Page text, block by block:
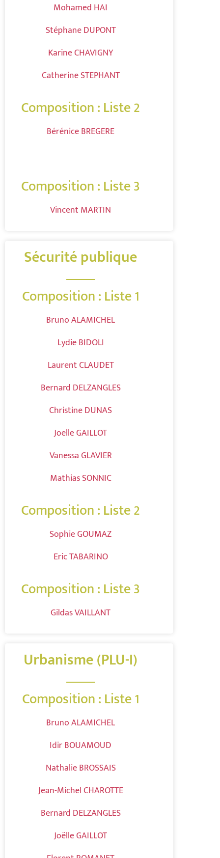
Mohamed HAI
Stéphane DUPONT
Karine CHAVIGNY
Catherine STEPHANT
Composition : Liste 2
Bérénice BREGERE
Composition : Liste 3
Vincent MARTIN
Sécurité publique
Composition : Liste 1
Bruno ALAMICHEL
Lydie BIDOLI
Laurent CLAUDET
Bernard DELZANGLES
Christine DUNAS
Joelle GAILLOT
Vanessa GLAVIER
Mathias SONNIC
Composition : Liste 2
Sophie GOUMAZ
Eric TABARINO
Composition : Liste 3
Gildas VAILLANT
Urbanisme (PLU-I)
Composition : Liste 1
Bruno ALAMICHEL
Idir BOUAMOUD
Nathalie BROSSAIS
Jean-Michel CHAROTTE
Bernard DELZANGLES
Joëlle GAILLOT